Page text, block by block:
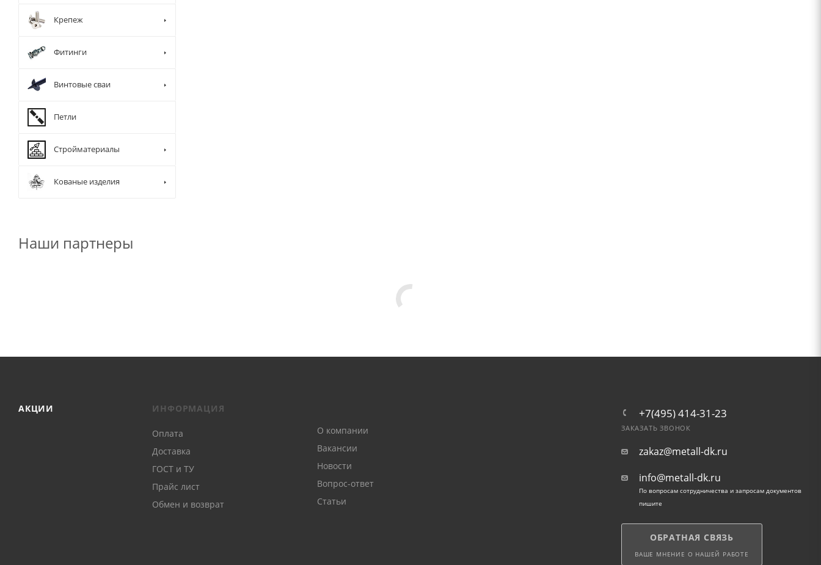
Крепеж
Фитинги
Винтовые сваи
Петли
Стройматериалы
Кованые изделия
Наши партнеры
АКЦИИ ИНФОРМАЦИЯ
Оплата
Доставка
ГОСТ и ТУ
Прайс лист
Обмен и возврат
О компании
Вакансии
Новости
Вопрос-ответ
Статьи
+7(495) 414-31-23
ЗАКАЗАТЬ ЗВОНОК
zakaz@metall-dk.ru
info@metall-dk.ru
По вопросам сотрудничества и запросам документов
пишите
ОБРАТНАЯ СВЯЗЬ
ВАШЕ МНЕНИЕ О НАШЕЙ РАБОТЕ